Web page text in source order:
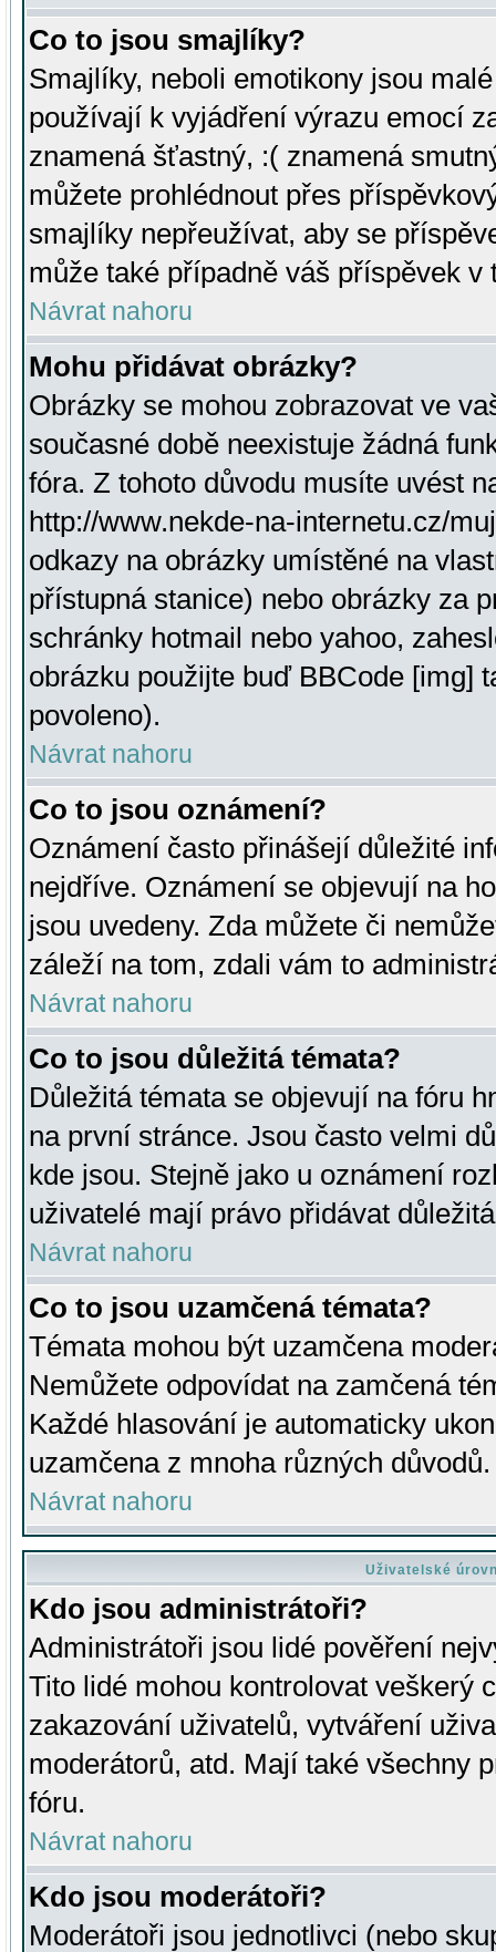
Co to jsou smajlíky?
Smajlíky, neboli emotikony jsou
používají k vyjádření výrazu emocí
znamená šťastný, :( znamená
můžete prohlédnout přes
smajlíky nepřeužívat, aby se
může také případně váš příspěvek v
Návrat nahoru
Mohu přidávat obrázky?
Obrázky se mohou zobrazovat ve
současné době neexistuje žádná
fóra. Z tohoto důvodu musíte uvést
http://www.nekde-na-internetu.cz/
odkazy na obrázky umístěné na
přístupná stanice) nebo obrázky za
schránky hotmail nebo yahoo,
obrázku použijte buď BBCode [img]
povoleno).
Návrat nahoru
Co to jsou oznámení?
Oznámení často přinášejí důležité
nejdříve. Oznámení se objevují na
jsou uvedeny. Zda můžete či
záleží na tom, zdali vám to
Návrat nahoru
Co to jsou důležitá témata?
Důležitá témata se objevují na fóru
na první stránce. Jsou často velmi
kde jsou. Stejně jako u oznámení
uživatelé mají právo přidávat
Návrat nahoru
Co to jsou uzamčená témata?
Témata mohou být uzamčena
Nemůžete odpovídat na zamčená
Každé hlasování je automaticky
uzamčena z mnoha různých důvodů.
Návrat nahoru
Uživatelské
Kdo jsou administrátoři?
Administrátoři jsou lidé pověření
Tito lidé mohou kontrolovat veškerý
zakazování uživatelů, vytváření
moderátorů, atd. Mají také všechny
fóru.
Návrat nahoru
Kdo jsou moderátoři?
Moderátoři jsou jednotlivci (nebo